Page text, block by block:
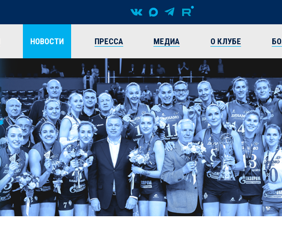
НОВОСТИ ПРЕССА МЕДИА О КЛУБЕ